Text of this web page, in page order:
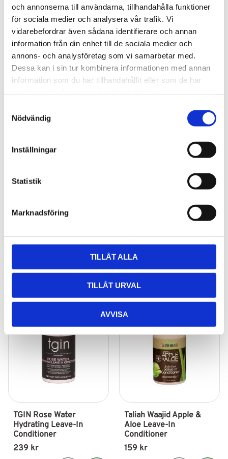
och annonserna till användarna, tillhandahålla funktioner
för sociala medier och analysera vår trafik. Vi
vidarebefordrar även sådana identifierare och annan
information från din enhet till de sociala medier och
annons- och analysföretag som vi samarbetar med.
Dessa kan i sin tur kombinera informationen med annan
information som du har tillhandahållit eller som de har
Nödvändig
Inställningar
Statistik
Marknadsföring
TILLÅT ALLA
TILLÅT URVAL
AVVISA
179 kr
Lägg till i favoriter
249kr
Lägg till i
Lägg till i favoriter
Protective Leave In
TGIN Rose Water
Hydrating Leave-In
Conditioner
239 kr
Taliah Waajid Apple &
Aloe Leave-In
Conditioner
159 kr